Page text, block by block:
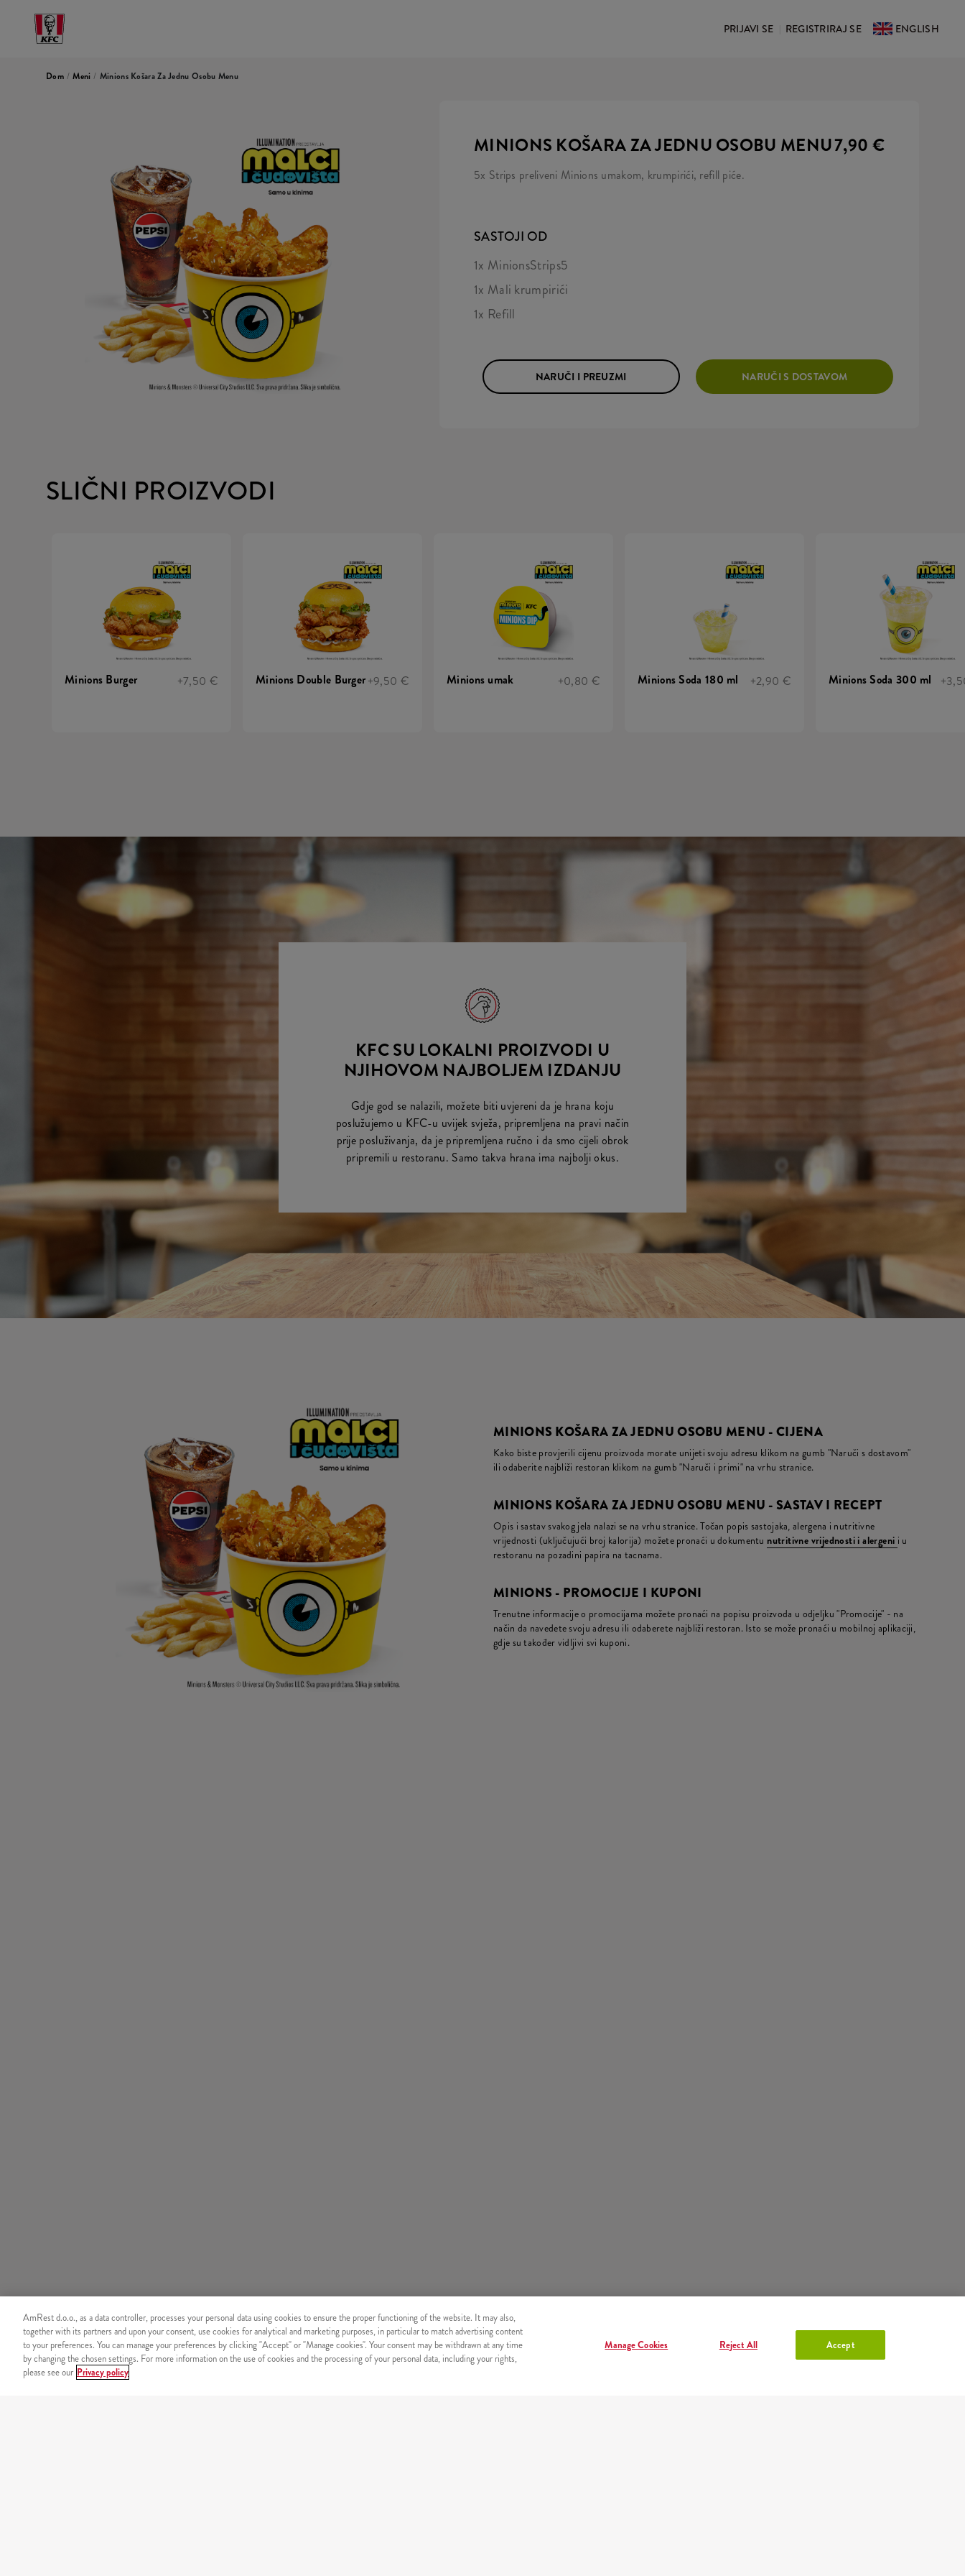
PRIJAVI SE REGISTRIRAJ SE ENGLISH
Dom / Meni / Minions Košara Za Jednu Osobu Menu
MINIONS KOŠARA ZA JEDNU OSOBU MENU7,90 €
5x Strips preliveni Minions umakom, krumpirići, refill piće.
SASTOJI OD
1x MinionsStrips5
1x Mali krumpirići
1x Refill
NARUČI I PREUZMI NARUČI S DOSTAVOM
SLIČNI PROIZVODI
Minions Burger +7,50 € Minions Double Burger+9,50 € Minions umak +0,80 € Minions Soda 180 ml +2,90 € Minions Soda 300 ml
KFC SU LOKALNI PROIZVODI U
NJIHOVOM NAJBOLJEM IZDANJU
Gdje god se nalazili, možete biti uvjereni da je hrana koju
poslužujemo u KFC-u uvijek svježa, pripremljena na pravi način
prije posluživanja, da je pripremljena ručno i da smo cijeli obrok
pripremili u restoranu. Samo takva hrana ima najbolji okus.
MINIONS KOŠARA ZA JEDNU OSOBU MENU - CIJENA
Kako biste provjerili cijenu proizvoda morate unijeti svoju adresu klikom na gumb "Naruči s dostavom"
ili odaberite najbliži restoran klikom na gumb "Naruči i primi" na vrhu stranice.
MINIONS KOŠARA ZA JEDNU OSOBU MENU - SASTAV I RECEPT
Opis i sastav svakog jela nalazi se na vrhu stranice. Točan popis sastojaka, alergena i nutritivne
vrijednosti (uključujući broj kalorija) možete pronaći u dokumentu nutritivne vrijednosti i alergeni i u
restoranu na pozadini papira na tacnama.
MINIONS - PROMOCIJE I KUPONI
Trenutne informacije o promocijama možete pronaći na popisu proizvoda u odjeljku "Promocije" - na
način da navedete svoju adresu ili odaberete najbliži restoran. Isto se može pronaći u mobilnoj aplikaciji,
gdje su također vidljivi svi kuponi.
AmRest d.o.o., as a data controller, processes your personal data using cookies to ensure the proper functioning of the website. It may also,
together with its partners and upon your consent, use cookies for analytical and marketing purposes, in particular to match advertising content
to your preferences. You can manage your preferences by clicking "Accept" or "Manage cookies". Your consent may be withdrawn at any time
by changing the chosen settings. For more information on the use of cookies and the processing of your personal data, including your rights,
please see our Privacy policy
Manage Cookies Reject All Accept